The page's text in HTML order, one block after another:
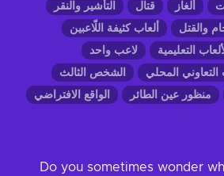
ألغاز قتال
التأشير والنقر
والقتل
ألعاب كثيفة اللّاعبين
التعليمية
لاعب واحد
التعاوني المحلي
الشخص الثالث
منظور عين الطائر
الواقع الافتراضي
Do you sometimes wonder